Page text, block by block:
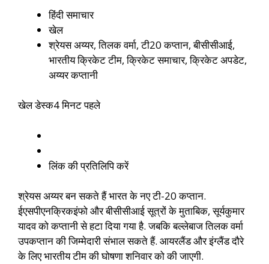
हिंदी समाचार
खेल
श्रेयस अय्यर, तिलक वर्मा, टी20 कप्तान, बीसीसीआई,
भारतीय क्रिकेट टीम, क्रिकेट समाचार, क्रिकेट अपडेट,
अय्यर कप्तानी
खेल डेस्क4 मिनट पहले
लिंक की प्रतिलिपि करें
श्रेयस अय्यर बन सकते हैं भारत के नए टी-20 कप्तान.
ईएसपीएनक्रिकइंफो और बीसीसीआई सूत्रों के मुताबिक, सूर्यकुमार
यादव को कप्तानी से हटा दिया गया है. जबकि बल्लेबाज तिलक वर्मा
उपकप्तान की जिम्मेदारी संभाल सकते हैं. आयरलैंड और इंग्लैंड दौरे
के लिए भारतीय टीम की घोषणा शनिवार को की जाएगी.